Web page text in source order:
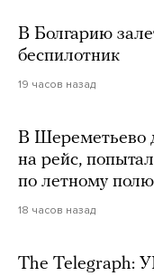
В Болгарию
беспилотник
19 часов назад
В Шереметьево
на рейс,
по летному
18 часов назад
The Telegraph: